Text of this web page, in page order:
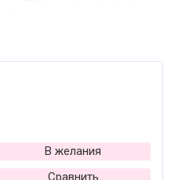
В желания
Сравнить